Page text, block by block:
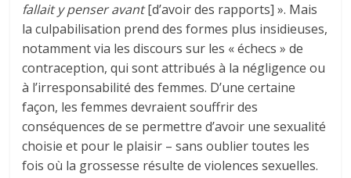
fallait y penser avant[d’avoir des rapports] ». Mais
la culpabilisation prend des formes plus insidieuses,
notamment via les discours sur les « échecs » de
contraception, qui sont attribués à la négligence ou
à l’irresponsabilité des femmes. D’une certaine
façon, les femmes devraient souffrir des
conséquences de se permettre d’avoir une sexualité
choisie et pour le plaisir – sans oublier toutes les
fois où la grossesse résulte de violences sexuelles.